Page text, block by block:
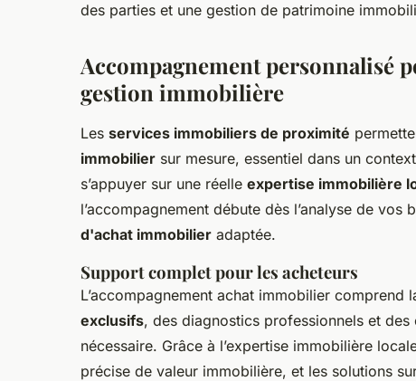
des parties et une gestion de patrimoine
Accompagnement personnalisé
gestion immobilière
Les services immobiliers de proximité
immobilier sur mesure, essentiel dans un
s’appuyer sur une réelle expertise immobilière
l’accompagnement débute dès l’analyse de vos
d'achat immobilier adaptée.
Support complet pour les acheteurs
L’accompagnement achat immobilier comprend
exclusifs, des diagnostics professionnels et
nécessaire. Grâce à l’expertise immobilière
précise de valeur immobilière, et les solutions